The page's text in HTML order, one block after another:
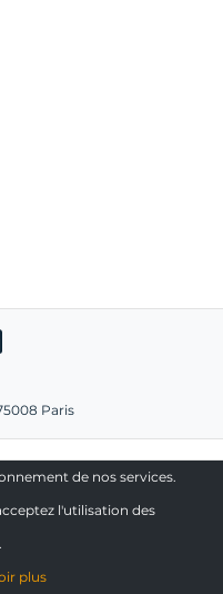
Paris
ChilyCoco
de nos services.
l'utilisation des
plus